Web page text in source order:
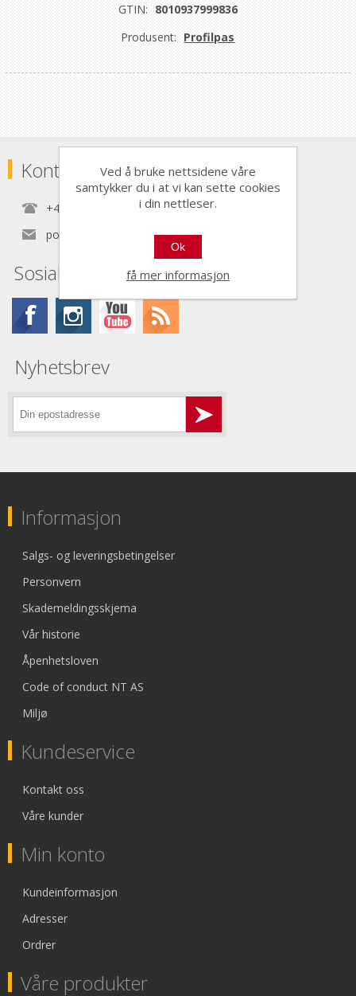
GTIN: 8010937999836
Produsent: Profilpas
Kontaktinformasjon
+47 22 30 40 70
post@nordictools.no
Sosiale medier
Nyhetsbrev
Informasjon
Salgs- og leveringsbetingelser
Personvern
Skademeldingsskjema
Vår historie
Åpenhetsloven
Code of conduct NT AS
Miljø
Kundeservice
Kontakt oss
Våre kunder
Min konto
Kundeinformasjon
Adresser
Ordrer
Våre produkter
Ved å bruke nettsidene våre
samtykker du i at vi kan sette cookies
i din nettleser.
Ok
få mer informasjon